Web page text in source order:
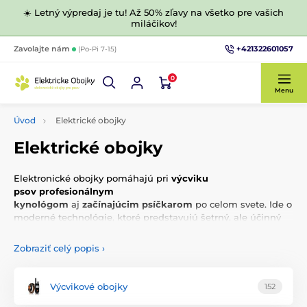
☀️ Letný výpredaj je tu! Až 50% zľavy na všetko pre vašich
miláčikov!
Zavolajte nám (Po-Pi 7-15) +421322601057
0
Menu
Úvod Elektrické obojky
Elektrické obojky
Elektronické obojky pomáhajú pri výcviku
psov profesionálnym
kynológom aj začínajúcim psíčkarom po celom svete. Ide o
moderné technológie, ktoré predstavujú šetrný, ale účinný
vychovateľné psy.
K najčastejšie kupovaným typom
Zobraziť celý popis ›
Výcvikové obojky 152